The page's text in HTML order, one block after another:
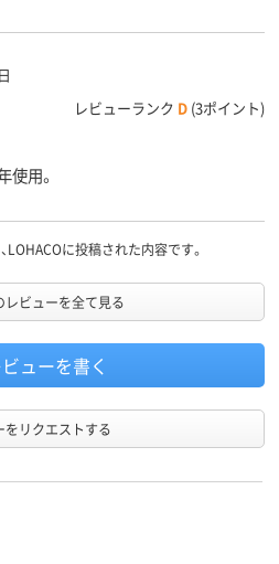
ジェットプリンタ、
ンタ、インクジェッ
写、ドット、インクジ
ピー機、ドットプリ
ンタ、レーザープリ
ンタ、熱転写プリン
タ、インクジェット
（染料・顔料）、レーザ
ー、コピー、熱転写、
ドット、インクジェ
ットプリンタ、コピ
ー機、ドットプリン
タ、レーザープリン
タ、熱転写プリンタ
ンタ、インク
ンタ、コピー
レビューランク D (3ポイント)
用。
に投稿された内容です。
レビューを全て見る
ューを書く
をリクエストする